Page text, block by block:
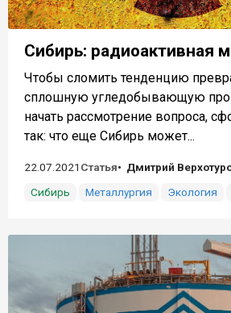
Сибирь: радиоактивная
Чтобы сломить тенденцию
сплошную угледобывающую
начать рассмотрение вопроса,
так: что еще Сибирь может...
22.07.2021 Статья
Дмитрий
Сибирь
Металлургия Экология